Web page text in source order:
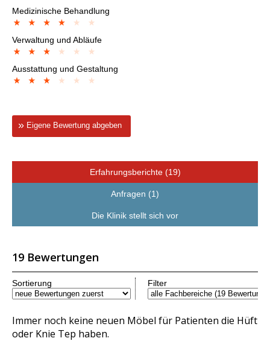
Medizinische Behandlung
Verwaltung und Abläufe
Ausstattung und Gestaltung
Eigene Bewertung abgeben
Erfahrungsberichte (19)
Anfragen (1)
Die Klinik stellt sich vor
19 Bewertungen
Sortierung Filter
Immer noch keine neuen Möbel für Patienten die Hüft
oder Knie Tep haben.